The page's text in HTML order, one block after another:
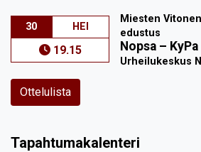
30 HEI
19.15
Miesten
edustus
Nopsa – KyPa
Urheilukeskus
Ottelulista
Tapahtumakalenteri